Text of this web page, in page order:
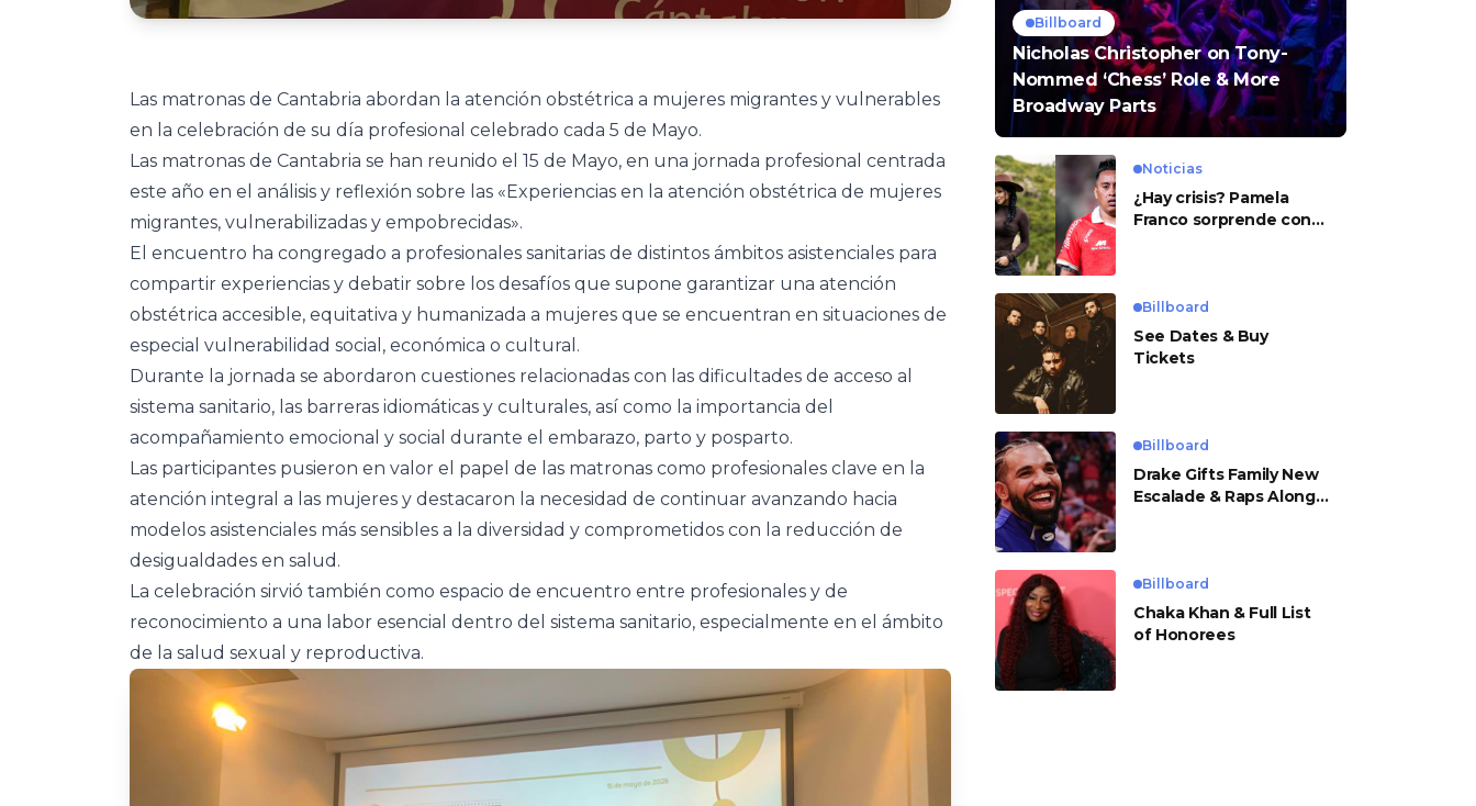
Las matronas de Cantabria abordan la atención obstétrica a mujeres migrantes y vulnerables
en la celebración de su día profesional celebrado cada 5 de Mayo.
Las matronas de Cantabria se han reunido el 15 de Mayo, en una jornada profesional centrada
este año en el análisis y reflexión sobre las «Experiencias en la atención obstétrica de mujeres
migrantes, vulnerabilizadas y empobrecidas».
El encuentro ha congregado a profesionales sanitarias de distintos ámbitos asistenciales para
compartir experiencias y debatir sobre los desafíos que supone garantizar una atención
obstétrica accesible, equitativa y humanizada a mujeres que se encuentran en situaciones de
especial vulnerabilidad social, económica o cultural.
Durante la jornada se abordaron cuestiones relacionadas con las dificultades de acceso al
sistema sanitario, las barreras idiomáticas y culturales, así como la importancia del
acompañamiento emocional y social durante el embarazo, parto y posparto.
Las participantes pusieron en valor el papel de las matronas como profesionales clave en la
atención integral a las mujeres y destacaron la necesidad de continuar avanzando hacia
modelos asistenciales más sensibles a la diversidad y comprometidos con la reducción de
desigualdades en salud.
La celebración sirvió también como espacio de encuentro entre profesionales y de
reconocimiento a una labor esencial dentro del sistema sanitario, especialmente en el ámbito
de la salud sexual y reproductiva.
Billboard
Nicholas Christopher on Tony-
Nommed ‘Chess’ Role & More
Broadway Parts
Noticias
¿Hay crisis? Pamela
Franco sorprende con
Billboard
See Dates & Buy
Tickets
Billboard
Drake Gifts Family New
Escalade & Raps Along
Billboard
Chaka Khan & Full List
of Honorees